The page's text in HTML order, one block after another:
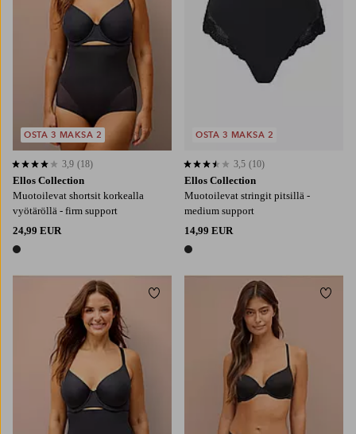
Ellos Collection
Muotoilevat shortsit korkealla
vyötäröllä - firm support
24,99 EUR
1 väri
3,9 perustuen 18 arvosanaan
3,9 (18)
OSTA 3 MAKSA 2
Ellos Collection
Muotoilevat stringit pitsillä -
medium support
14,99 EUR
1 väri
3,5 perustuen 10 arvosanaan
3,5 (10)
OSTA 3 MAKSA 2
Lisää suosikkeihin
42/4446/48 50/52